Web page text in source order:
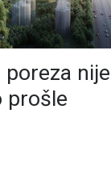
nije
prošle